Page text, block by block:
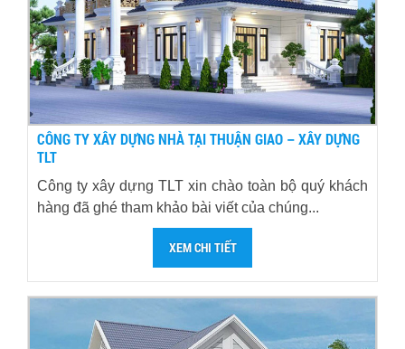
CÔNG TY XÂY DỰNG NHÀ TẠI THUẬN GIAO – XÂY DỰNG
TLT
Công ty xây dựng TLT xin chào toàn bộ quý khách
hàng đã ghé tham khảo bài viết của chúng...
XEM CHI TIẾT